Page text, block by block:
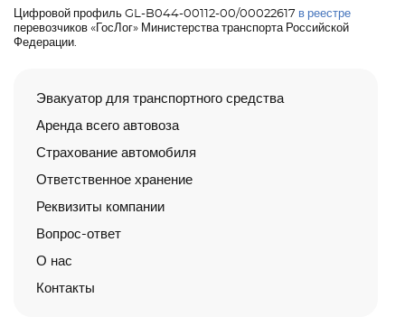
Цифровой профиль GL-B044-00112-00/00022617 в реестре
перевозчиков «ГосЛог» Министерства транспорта Российской
Федерации.
Эвакуатор для транспортного средства
Аренда всего автовоза
Страхование автомобиля
Ответственное хранение
Реквизиты компании
Вопрос-ответ
О нас
Контакты